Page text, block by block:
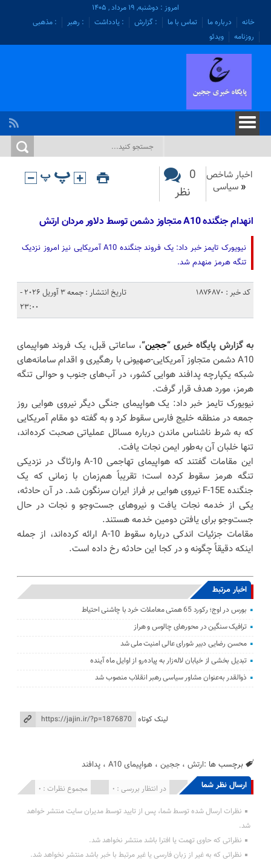
امروز : دوشنبه, ۱۹ مرداد , ۱۴۰۵
خانه
درباره ما تماس با ما : گزارش : یادداشت : رهبر
: مذهبی
روزنامه
ویدئو
اخبار شاخص
« سیاسی
0
نظر
انهدام جنگنده A10 متجاوز دشمن توسط دلاور مردان ارتش
نیویورک تایمز خبر داد: یک فروند جنگنده A10 آمریکایی نیز امروز نزدیک
تنگه هرمز منهدم شد.
کد خبر : 1876870
تاریخ انتشار : جمعه 3 آوریل 2026 -
23:00
به گزارش پایگاه خبری “ججین“، ساعاتی قبل، یک فروند هواپیمای
A10 دشمن متجاوز آمریکایی-صهیونی با رهگیری و اقدام سامانه‌های
شبکه یکپارچه پدافند هوایی کشور، در آب‌های جنوب و حوالی تنگه
هرمز، مورد هدف قرار گرفت.
نیویورک تایمز خبر داد: یک هواپیمای جنگی دیگر نیروی هوایی روز
جمعه در منطقه خلیج فارس سقوط کرد و به گفته دو مقام آمریکایی
که به شرط ناشناس ماندن درباره مسائل عملیاتی صحبت کرده‌اند،
تنها خلبان آن به‌طور ایمن نجات یافت.
این مقامات گفتند که هواپیمای تهاجمی A-10 وارثاگ در نزدیکی
تنگه هرمز سقوط کرده است؛ تقریباً هم‌زمان با زمانی که یک
جنگنده F-15E نیروی هوایی بر فراز ایران سرنگون شد. در آن حادثه،
یکی از خدمه نجات یافت و نیروهای جست‌وجو و نجات در حال
جست‌وجو برای یافتن دومین خدمه هستند.
مقامات جزئیات اندکی درباره سقوط A-10 ارائه کرده‌اند، از جمله
اینکه دقیقاً چگونه و در کجا این حادثه رخ داده است.
اخبار مرتبط
بورس در اوج؛ رکورد 65 همتی معاملات خرد با چاشنی احتیاط
ترافیک سنگین در محورهای چالوس و هراز
محسن رضایی دبیر شورای عالی امنیت ملی شد
تبدیل بخشی از خیابان لاله‌زار به پیاده‌رو از اوایل ماه آینده
ذوالقدر به‌عنوان مشاور سیاسی رهبر انقلاب منصوب شد
لینک کوتاه
برچسب ها :ارتش ،ججین ،هواپیمای A10 ،پدافند
ارسال نظر شما مجموع نظرات : 0 در انتظار بررسی : 0 انتشار یافته : 0
نظرات ارسال شده توسط شما، پس از تایید توسط مدیران سایت منتشر خواهد
شد.
نظراتی که حاوی تهمت یا افترا باشد منتشر نخواهد شد.
نظراتی که به غیر از زبان فارسی یا غیر مرتبط با خبر باشد منتشر نخواهد شد.